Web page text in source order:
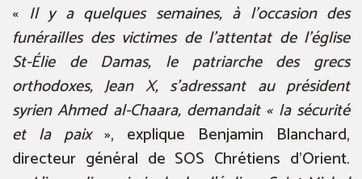
« Il y a quelques semaines, à l’occasion des
funérailles des victimes de l’attentat de l’église
St-Élie de Damas, le patriarche des grecs
orthodoxes, Jean X, s’adressant au président
syrien Ahmed al-Chaara, demandait « la sécurité
et la paix», explique Benjamin Blanchard,
directeur général de SOS Chrétiens d’Orient.